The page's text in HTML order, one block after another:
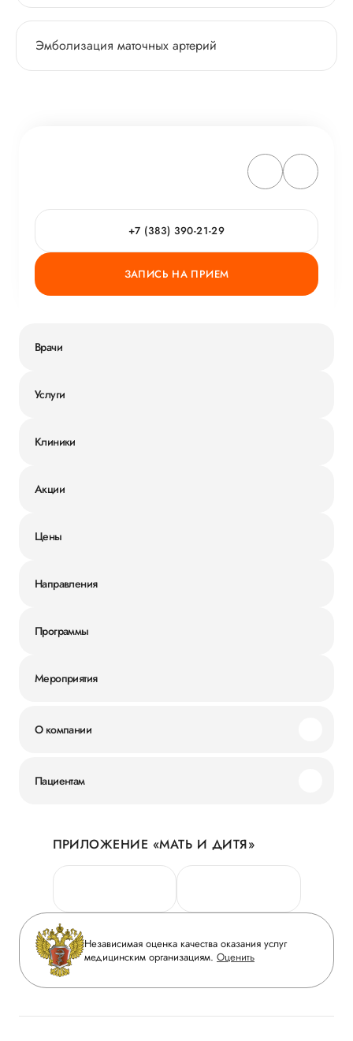
Эмболизация маточных артерий
+7 (383) 390-21-29
ЗАПИСЬ НА ПРИЕМ
Врачи
Услуги
Клиники
Акции
Цены
Направления
Программы
Мероприятия
О компании
Новости
Руководство
Сотрудничество
Инвесторам
Журнал «Мать и дитя»
Вакансии
Медицинский туризм
Пациентам
Личный кабинет
Персональные данные
Горячая линия качества
Вопрос-ответ
Приложение пациента
Статьи
ПРИЛОЖЕНИЕ «МАТЬ И ДИТЯ»
Независимая оценка качества оказания услуг
медицинским организациям. Оценить